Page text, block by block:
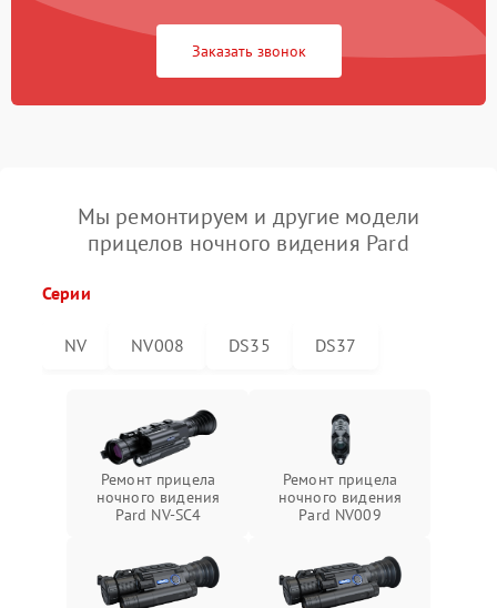
Заказать звонок
Мы ремонтируем и другие модели
прицелов ночного видения Pard
Серии
NV NV008 DS35 DS37
Ремонт прицела
ночного видения
Pard NV-SC4
Ремонт прицела
ночного видения
Pard NV009